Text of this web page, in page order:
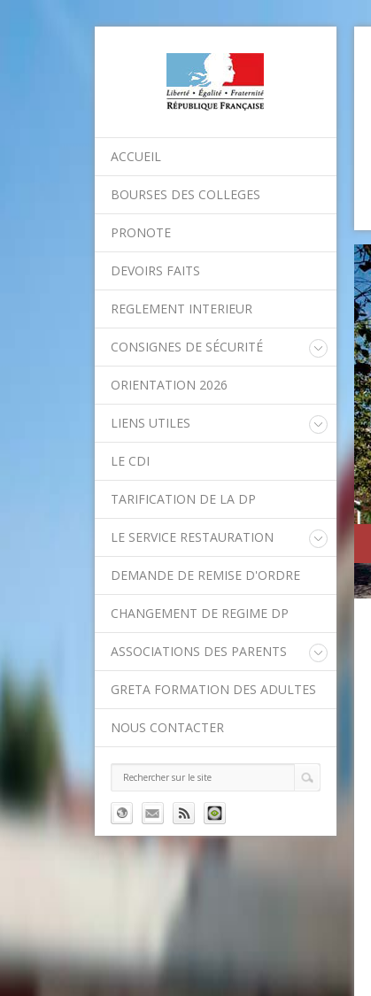
ACCUEIL
BOURSES DES COLLEGES
PRONOTE
DEVOIRS FAITS
REGLEMENT INTERIEUR
CONSIGNES DE SÉCURITÉ
ORIENTATION 2026
LIENS UTILES
Marne
Onisep
Conseil Départemental du Val-de-
Asssitance Ordival
Aides financières du Département
Ministère de l'Education Nationale
Calendrier scolaire
LE CDI
TARIFICATION DE LA DP
LE SERVICE RESTAURATION
DEMANDE DE REMISE D'ORDRE
CHANGEMENT DE REGIME DP
ASSOCIATIONS DES PARENTS
GRETA FORMATION DES ADULTES
NOUS CONTACTER